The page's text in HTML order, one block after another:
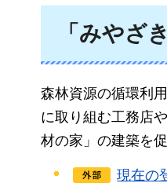
「みやざ
森林資源の循環利
に取り組む工務店
材の家」の建築を
現在の